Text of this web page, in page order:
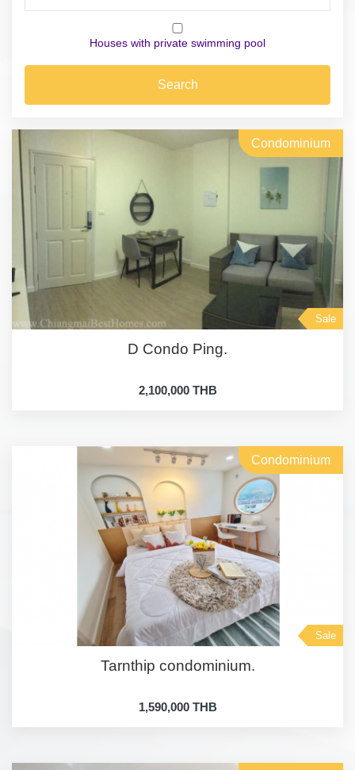
Houses with private swimming pool
Search
Condominium
Sale
D Condo Ping.
2,100,000 THB
Condominium
Sale
Tarnthip condominium.
1,590,000 THB